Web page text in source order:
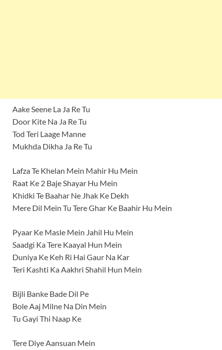
Aake Seene La Ja Re Tu
Door Kite Na Ja Re Tu
Tod Teri Laage Manne
Mukhda Dikha Ja Re Tu
Lafza Te Khelan Mein Mahir Hu Mein
Raat Ke 2 Baje Shayar Hu Mein
Khidki Te Baahar Ne Jhak Ke Dekh
Mere Dil Mein Tu Tere Ghar Ke Baahir Hu Mein
Pyaar Ke Masle Mein Jahil Hu Mein
Saadgi Ka Tere Kaayal Hun Mein
Duniya Ke Keh Ri Hai Gaur Na Kar
Teri Kashti Ka Aakhri Shahil Hun Mein
Bijli Banke Bade Dil Pe
Bole Aaj Milne Na Din Mein
Tu Gayi Thi Naap Ke
Tere Diye Aansuan Mein